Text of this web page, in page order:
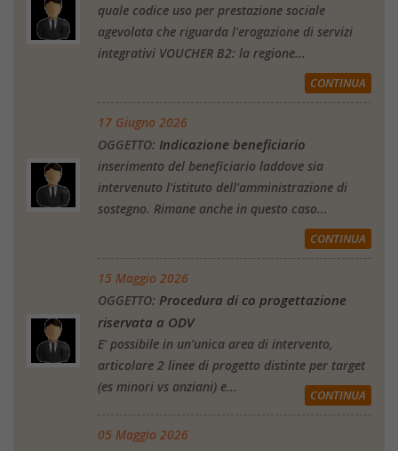
quale codice uso per prestazione sociale
agevolata che riguarda l'erogazione di servizi
integrativi VOUCHER B2: la regione...
CONTINUA
17 Giugno 2026
OGGETTO: Indicazione beneficiario
inserimento del beneficiario laddove sia
intervenuto l'istituto dell'amministrazione di
sostegno. Rimane anche in questo caso...
CONTINUA
15 Maggio 2026
OGGETTO: Procedura di co progettazione
riservata a ODV
E' possibile in un'unica area di intervento,
articolare 2 linee di progetto distinte per target
(es minori vs anziani) e...
CONTINUA
05 Maggio 2026